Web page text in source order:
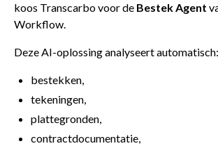
koos Transcarbo voor de Bestek Agent
Workflow.
Deze AI-oplossing analyseert automatisch:
bestekken,
tekeningen,
plattegronden,
contractdocumentatie,